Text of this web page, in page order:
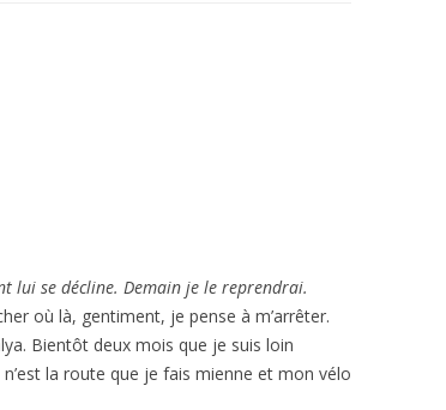
lui se décline. Demain je le reprendrai.
où là, gentiment, je pense à m’arrêter.
Bientôt deux mois que je suis loin
la route que je fais mienne et mon vélo